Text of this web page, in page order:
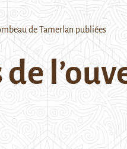
de Tamerlan publiées
de